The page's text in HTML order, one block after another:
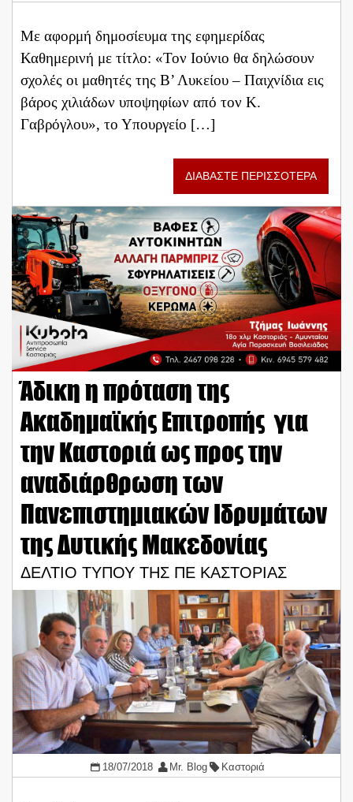
Με αφορμή δημοσίευμα της εφημερίδας
Καθημερινή με τίτλο: «Τον Ιούνιο θα δηλώσουν
σχολές οι μαθητές της Β’ Λυκείου – Παιχνίδια εις
βάρος χιλιάδων υποψηφίων από τον Κ.
Γαβρόγλου», το Υπουργείο […]
ΔΙΑΒΑΣΤΕ ΠΕΡΙΣΣΟΤΕΡΑ
Άδικη η πρόταση της
Ακαδημαϊκής Επιτροπής για
την Καστοριά ως προς την
αναδιάρθρωση των
Πανεπιστημιακών Ιδρυμάτων
της Δυτικής Μακεδονίας
ΔΕΛΤΙΟ ΤΥΠΟΥ ΤΗΣ ΠΕ ΚΑΣΤΟΡΙΑΣ
18/07/2018 Mr. Blog Καστοριά